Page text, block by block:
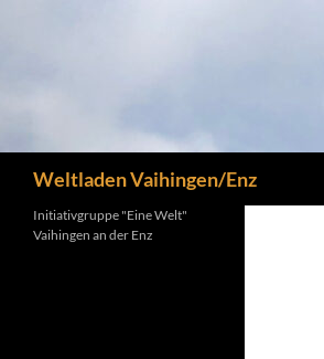
Weltladen Vaihingen/Enz
Initiativgruppe "Eine Welt"
Vaihingen an der Enz